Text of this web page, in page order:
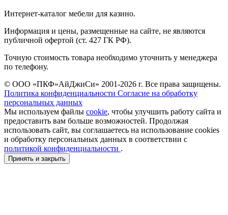
Интернет-каталог мебели для казино.
Информация и цены, размещенные на сайте, не являются
публичной офертой (ст. 427 ГК РФ).
Точную стоимость товара необходимо уточнить у менеджера
по телефону.
© ООО «ПКФ»АйДжиСи» 2001-2026 г. Все права защищены.
Политика конфиденциальности Согласие на обработку
персональных данных
Мы используем файлы cookie, чтобы улучшить работу сайта и
предоставить вам больше возможностей. Продолжая
использовать сайт, вы соглашаетесь на использование cookies
и обработку персональных данных в соответствии с
политикой конфиденциальности .
Принять и закрыть